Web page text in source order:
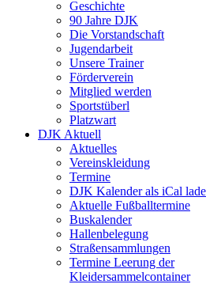
Geschichte
90 Jahre DJK
Die Vorstandschaft
Jugendarbeit
Unsere Trainer
Förderverein
Mitglied werden
Sportstüberl
Platzwart
DJK Aktuell
Aktuelles
Vereinskleidung
Termine
DJK Kalender als iCal
Aktuelle Fußballtermine
Buskalender
Hallenbelegung
Straßensammlungen
Termine Leerung der
Kleidersammelcontainer